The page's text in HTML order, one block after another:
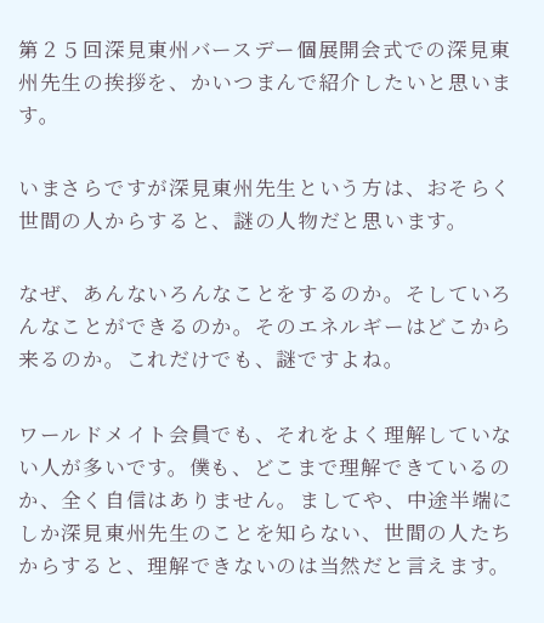
第２５回深見東州バースデー個展開会式での深見東
州先生の挨拶を、かいつまんで紹介したいと思いま
す。
いまさらですが深見東州先生という方は、おそらく
世間の人からすると、謎の人物だと思います。
なぜ、あんないろんなことをするのか。そしていろ
んなことができるのか。そのエネルギーはどこから
来るのか。これだけでも、謎ですよね。
ワールドメイト会員でも、それをよく理解していな
い人が多いです。僕も、どこまで理解できているの
か、全く自信はありません。ましてや、中途半端に
しか深見東州先生のことを知らない、世間の人たち
からすると、理解できないのは当然だと言えます。